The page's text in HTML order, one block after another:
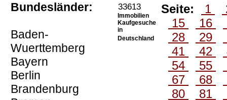
Bundesländer:
Baden-
Wuerttemberg
Bayern
Berlin
Brandenburg
33613
Immobilien
Kaufgesuche
in
Deutschland
Seite: 1
15
16
28
29
41
42
54
55
67
68
80
81